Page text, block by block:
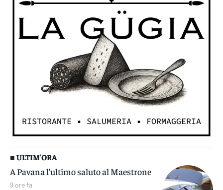
■ ULTIM'ORA
A Pavana l’ultimo saluto al Maestrone
9 ore fa